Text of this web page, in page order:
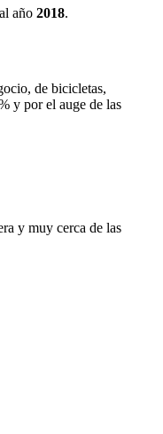
año 2018.
de bicicletas,
y por el auge de las
y muy cerca de las